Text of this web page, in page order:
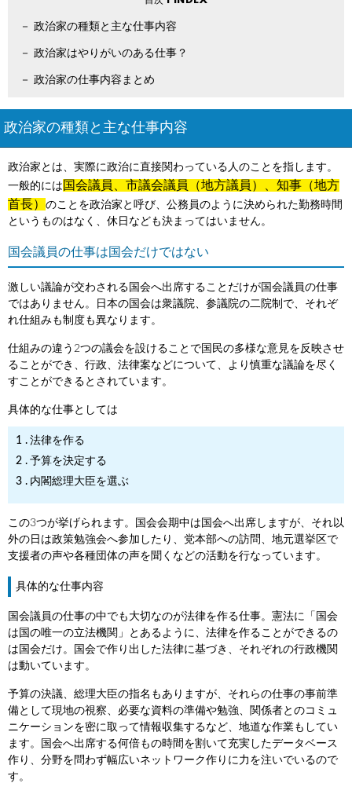
政治家の種類と主な仕事内容
政治家はやりがいのある仕事？
政治家の仕事内容まとめ
政治家の種類と主な仕事内容
政治家とは、実際に政治に直接関わっている人のことを指します。
一般的には 国会議員、市議会議員（地方議員）、知事（地方
首長） のことを政治家と呼び、公務員のように決められた勤務時間
というものはなく、休日なども決まってはいません。
国会議員の仕事は国会だけではない
激しい議論が交わされる国会へ出席することだけが国会議員の仕事
ではありません。日本の国会は衆議院、参議院の二院制で、それぞ
れ仕組みも制度も異なります。
仕組みの違う2つの議会を設けることで国民の多様な意見を反映させ
ることができ、行政、法律案などについて、より慎重な議論を尽く
すことができるとされています。
具体的な仕事としては
法律を作る
予算を決定する
内閣総理大臣を選ぶ
この3つが挙げられます。国会会期中は国会へ出席しますが、それ以
外の日は政策勉強会へ参加したり、党本部への訪問、地元選挙区で
支援者の声や各種団体の声を聞くなどの活動を行なっています。
具体的な仕事内容
国会議員の仕事の中でも大切なのが法律を作る仕事。憲法に「国会
は国の唯一の立法機関」とあるように、法律を作ることができるの
は国会だけ。国会で作り出した法律に基づき、それぞれの行政機関
は動いています。
予算の決議、総理大臣の指名もありますが、それらの仕事の事前準
備として現地の視察、必要な資料の準備や勉強、関係者とのコミュ
ニケーションを密に取って情報収集するなど、地道な作業もしてい
ます。国会へ出席する何倍もの時間を割いて充実したデータベース
作り、分野を問わず幅広いネットワーク作りに力を注いでいるので
す。